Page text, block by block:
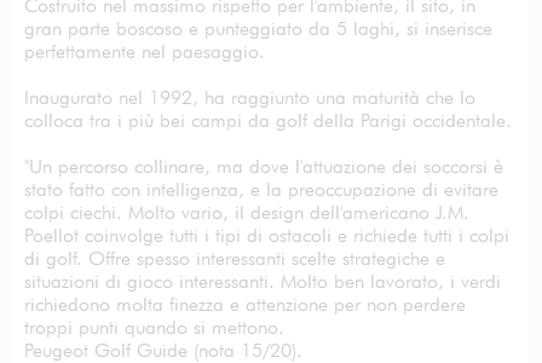
Costruito nel massimo rispetto per l'ambiente, il sito, in
gran parte boscoso e punteggiato da 5 laghi, si inserisce
perfettamente nel paesaggio.
Inaugurato nel 1992, ha raggiunto una maturità che lo
colloca tra i più bei campi da golf della Parigi occidentale.
"Un percorso collinare, ma dove l'attuazione dei soccorsi è
stato fatto con intelligenza, e la preoccupazione di evitare
colpi ciechi. Molto vario, il design dell'americano J.M.
Poellot coinvolge tutti i tipi di ostacoli e richiede tutti i colpi
di golf. Offre spesso interessanti scelte strategiche e
situazioni di gioco interessanti. Molto ben lavorato, i verdi
richiedono molta finezza e attenzione per non perdere
troppi punti quando si mettono.
Peugeot Golf Guide (nota 15/20).